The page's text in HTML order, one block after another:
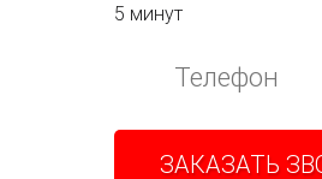
5 минут
ЗАКАЗАТЬ